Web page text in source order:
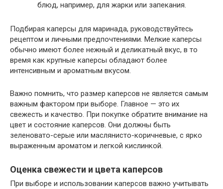
блюд, например, для жарки или запекания.
Подбирая каперсы для маринада, руководствуйтесь
рецептом и личными предпочтениями. Мелкие каперсы
обычно имеют более нежный и деликатный вкус, в то
время как крупные каперсы обладают более
интенсивным и ароматным вкусом.
Важно помнить, что размер каперсов не является самым
важным фактором при выборе. Главное — это их
свежесть и качество. При покупке обратите внимание на
цвет и состояние каперсов. Они должны быть
зеленовато-серые или маслянисто-коричневые, с ярко
выраженным ароматом и легкой кислинкой.
Оценка свежести и цвета каперсов
При выборе и использовании каперсов важно учитывать